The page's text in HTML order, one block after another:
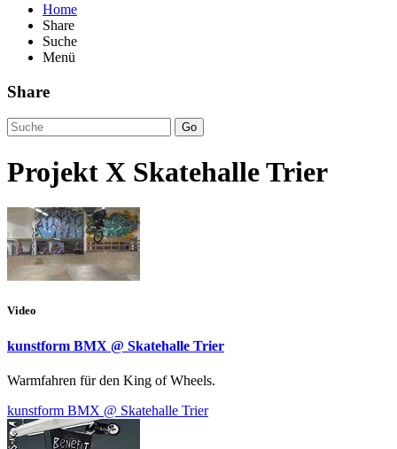
Home
Share
Suche
Menü
Share
Go
Projekt X Skatehalle Trier
Video
kunstform BMX @ Skatehalle Trier
Warmfahren für den King of Wheels.
kunstform BMX @ Skatehalle Trier